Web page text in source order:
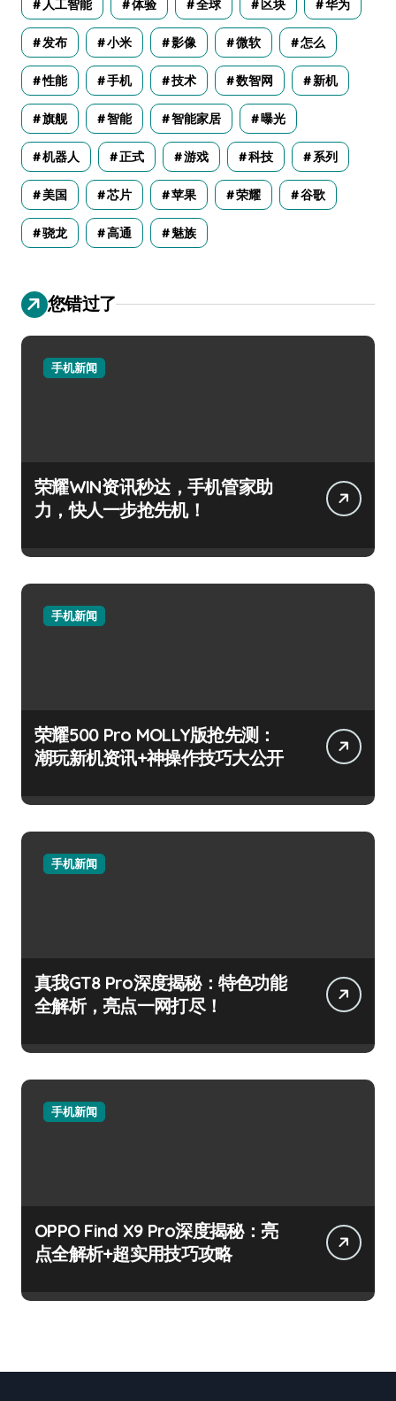
人工智能 体验 全球 区块 华为
发布 小米 影像 微软 怎么
性能 手机 技术 数智网 新机
旗舰 智能 智能家居 曝光
机器人 正式 游戏 科技 系列
美国 芯片 苹果 荣耀 谷歌
骁龙 高通 魅族
您错过了
手机新闻
荣耀WIN资讯秒达，手机管家助
力，快人一步抢先机！
手机新闻
荣耀500 Pro MOLLY版抢先测：
潮玩新机资讯+神操作技巧大公开
手机新闻
真我GT8 Pro深度揭秘：特色功能
全解析，亮点一网打尽！
手机新闻
OPPO Find X9 Pro深度揭秘：亮
点全解析+超实用技巧攻略